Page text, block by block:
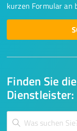
Finden Sie
Dienstleister:
kurzen Formular an